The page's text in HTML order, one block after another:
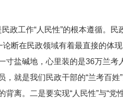
政工作“人民性”的根本遵循。民
断在民政领域有着最直接的体
寸盐碱地，心里装的是36万兰考
就是我们民政干部的“兰考百姓
离。二是要实现“人民性”与“党